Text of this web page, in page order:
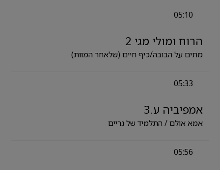
05:10
הרוח ומולי מגי 2
מתים על הבובה/כיף חיים (שלאחר המוות)
05:33
אמפיביה ע.3
אמא אולם / התלמיד של גריים
05:56